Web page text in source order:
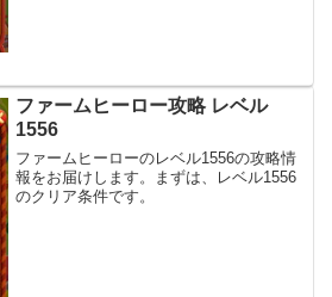
ファームヒーロー攻略 レベル
1556
ファームヒーローのレベル1556の攻略情
報をお届けします。まずは、レベル1556
のクリア条件です。